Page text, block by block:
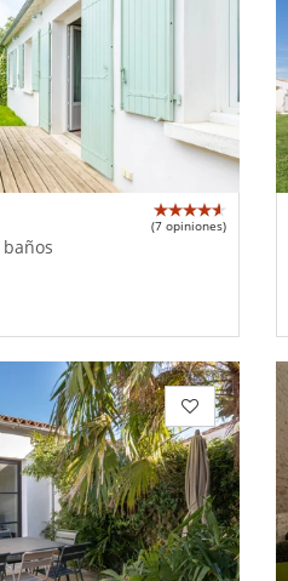
(7 opiniones)